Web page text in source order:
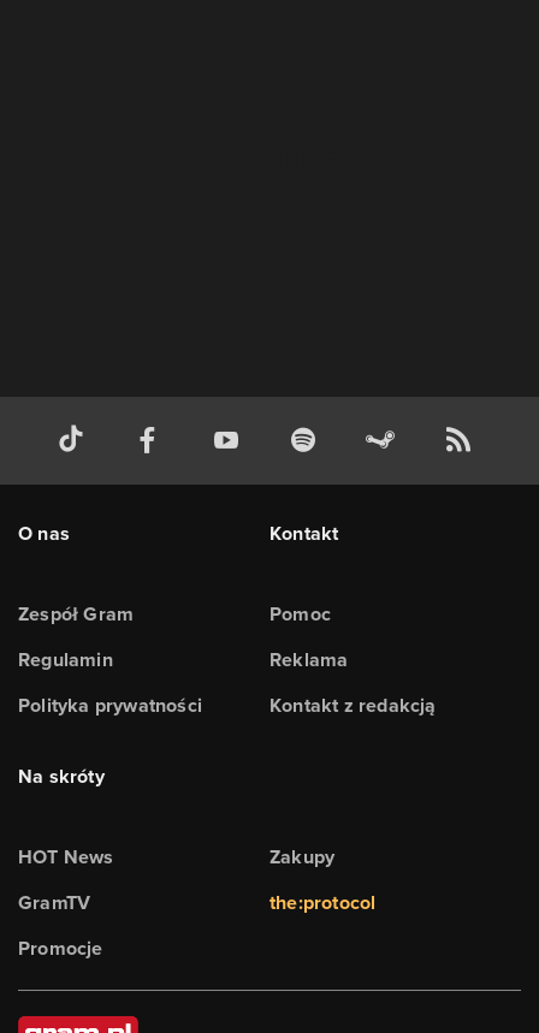
O nas
Zespół Gram
Regulamin
Polityka prywatności
Kontakt
Pomoc
Reklama
Kontakt z redakcją
Na skróty
HOT News
GramTV
Promocje
Zakupy
the:protocol